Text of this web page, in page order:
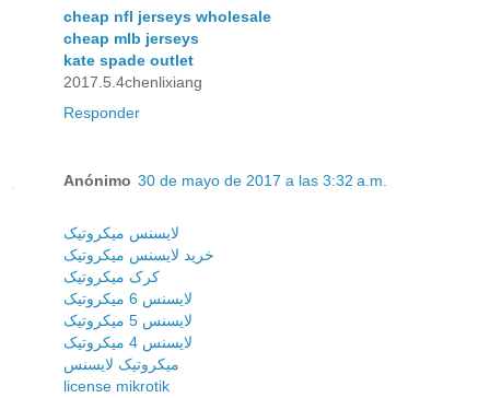
cheap nfl jerseys wholesale
cheap mlb jerseys
kate spade outlet
2017.5.4chenlixiang
Responder
Anónimo 30 de mayo de 2017 a las 3:32 a.m.
لایسنس میکروتیک
خرید لایسنس میکروتیک
کرک میکروتیک
لایسنس 6 میکروتیک
لایسنس 5 میکروتیک
لایسنس 4 میکروتیک
میکروتیک لایسنس
license mikrotik